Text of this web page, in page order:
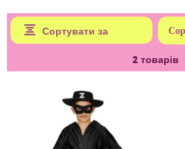
Сортувати за
2товарів